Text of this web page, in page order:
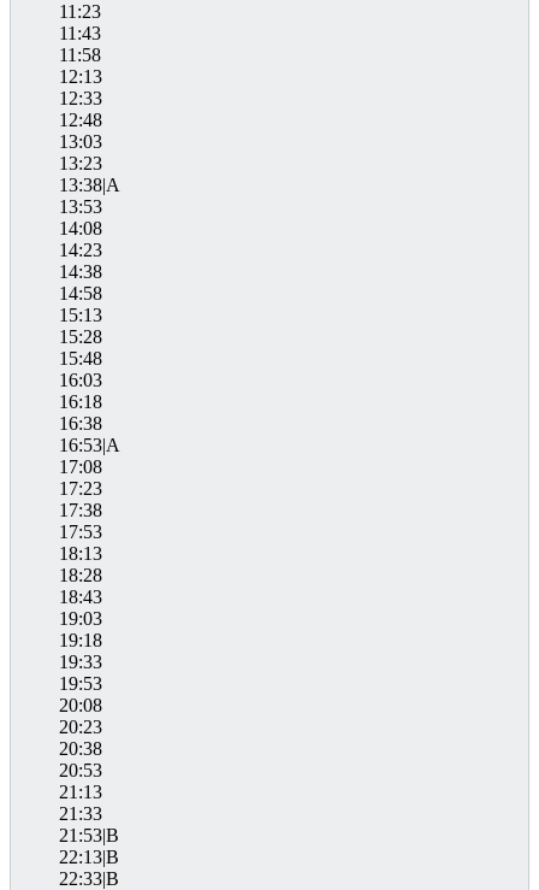
11:23
11:43
11:58
12:13
12:33
12:48
13:03
13:23
13:38|A
13:53
14:08
14:23
14:38
14:58
15:13
15:28
15:48
16:03
16:18
16:38
16:53|A
17:08
17:23
17:38
17:53
18:13
18:28
18:43
19:03
19:18
19:33
19:53
20:08
20:23
20:38
20:53
21:13
21:33
21:53|B
22:13|B
22:33|B